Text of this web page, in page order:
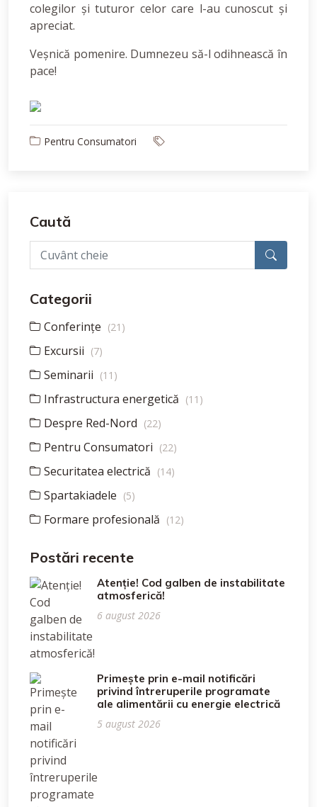
colegilor și tuturor celor care l-au cunoscut și
apreciat.
Veșnică pomenire. Dumnezeu să-l odihnească în
pace!
Pentru Consumatori
Caută
Categorii
Conferințe (21)
Excursii (7)
Seminarii (11)
Infrastructura energetică (11)
Despre Red-Nord (22)
Pentru Consumatori (22)
Securitatea electrică (14)
Spartakiadele (5)
Formare profesională (12)
Postări recente
Atenție! Cod galben de instabilitate
atmosferică!
6 august 2026
Primește prin e-mail notificări
privind întreruperile programate
ale alimentării cu energie electrică
5 august 2026